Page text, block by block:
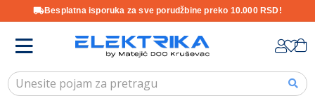
Besplatna isporuka za sve porudžbine preko 10.000 RSD!
Content